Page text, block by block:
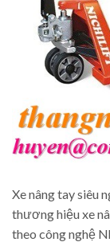
Xe nâng tay siêu
thương hiệu xe
theo công nghệ